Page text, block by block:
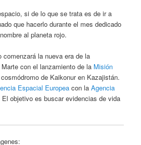
si de lo que se trata es de ir a
que hacerlo durante el mes dedicado
al planeta rojo.
comenzará la nueva era de la
con el lanzamiento de la Misión
de Kaikonur en Kazajistán.
Espacial Europea con laAgencia
El objetivo es buscar evidencias de vida